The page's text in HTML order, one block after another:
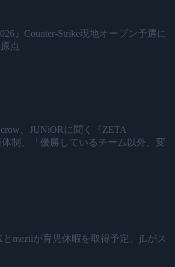
』Counter-Strike現地オープン予選に
点
、JUNiORに聞く『ZETA
制、「優勝しているチーム以外、変
とmeziiが育児休暇を取得予定、jLがス